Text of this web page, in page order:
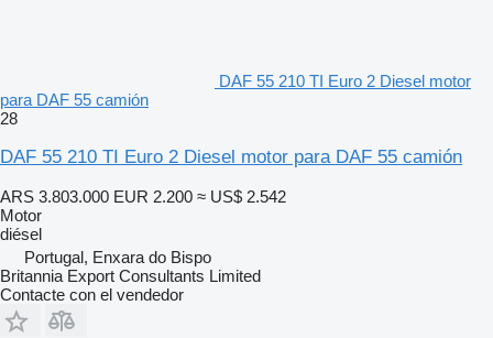
DAF 55 210 TI Euro 2 Diesel motor
para DAF 55 camión
28
DAF 55 210 TI Euro 2 Diesel motor para DAF 55 camión
ARS 3.803.000 EUR 2.200 ≈ US$ 2.542
Motor
diésel
Portugal, Enxara do Bispo
Britannia Export Consultants Limited
Contacte con el vendedor